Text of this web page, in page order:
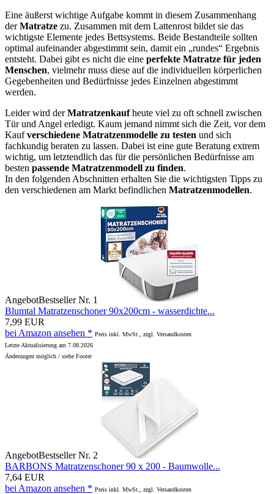
Eine äußerst wichtige Aufgabe kommt in diesem Zusammenhang
derMatratze zu. Zusammen mit dem Lattenrost bildet sie das
wichtigste Elemente jedes Bettsystems. Beide Bestandteile sollten
optimal aufeinander abgestimmt sein, damit ein „rundes“ Ergebnis
entsteht. Dabei gibt es nicht die eine perfekte Matratze für jeden
Menschen, vielmehr muss diese auf die individuellen körperlichen
Gegebenheiten und Bedürfnisse jedes Einzelnen abgestimmt
werden.
Leider wird derMatratzenkaufheute viel zu oft schnell zwischen
Tür und Angel erledigt. Kaum jemand nimmt sich die Zeit, vor dem
Kaufverschiedene Matratzenmodelle zu testen und sich
fachkundig beraten zu lassen. Dabei ist eine gute Beratung extrem
wichtig, um letztendlich das für die persönlichen Bedürfnisse am
besten passende Matratzenmodell zu finden.
In den folgenden Abschnitten erhalten Sie die wichtigsten Tipps zu
den verschiedenen am Markt befindlichen Matratzenmodellen.
AngebotBestseller Nr. 1
Blumtal Matratzenschoner 90x200cm - wasserdichte...
7,99 EUR
bei Amazon ansehen * Preis inkl. MwSt., zzgl. Versandkosten
Letzte Aktualisierung am 7.08.2026
Änderungen möglich / siehe Footer
AngebotBestseller Nr. 2
BARBONS Matratzenschoner 90 x 200 - Baumwolle...
7,64 EUR
bei Amazon ansehen * Preis inkl. MwSt., zzgl. Versandkosten